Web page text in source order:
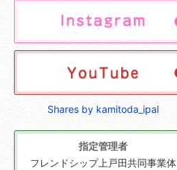
Shares by kamitoda_ipal
指定管理者
フレンドシップ上戸田共同事業体